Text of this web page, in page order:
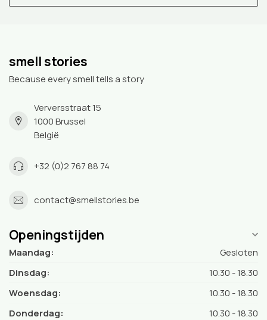
smell stories
Because every smell tells a story
Verversstraat 15
1000 Brussel
België
+32 (0)2 767 88 74
contact@smellstories.be
Openingstijden
Maandag:
Gesloten
Dinsdag:
10.30 - 18.30
Woensdag:
10.30 - 18.30
Donderdag:
10.30 - 18.30